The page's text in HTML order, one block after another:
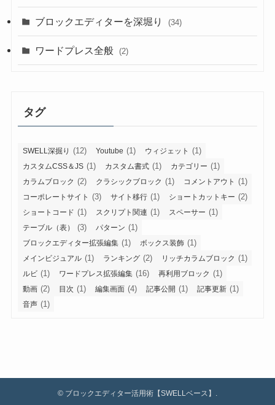
ブロックエディターを深堀り (34)
ワードプレス全般 (2)
タグ
SWELL深掘り (12) Youtube (1) ウィジェット (1)
カスタムCSS＆JS (1) カスタム書式 (1) カテゴリー (1)
カラムブロック (2) クラシックブロック (1) コメントアウト (1)
コーポレートサイト (3) サイト移行 (1) ショートカットキー (2)
ショートコード (1) スクリプト関連 (1) スペーサー (1)
テーブル（表） (3) パターン (1)
ブロックエディター拡張編集 (1) ボックス装飾 (1)
メインビジュアル (1) ランキング (2) リッチカラムブロック (1)
ルビ (1) ワードプレス拡張編集 (16) 再利用ブロック (1)
動画 (2) 目次 (1) 編集画面 (4) 記事公開 (1) 記事更新 (1)
音声 (1)
© ブロックエディター活用術【SWELLベース】.